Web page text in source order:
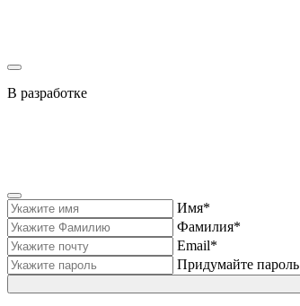
В разработке
Имя*
Фамилия*
Email*
Придумайте пароль